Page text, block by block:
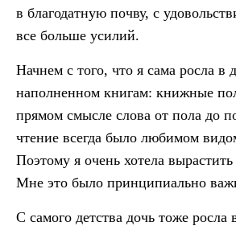
в благодатную почву, с
все больше усилий.
Начнем с того, что я сама росла в
наполненном книгам: книжные
прямом смысле слова от пола до
чтение всегда было любимом
Поэтому я очень хотела
Мне это было принципиально
С самого детства дочь тоже росла